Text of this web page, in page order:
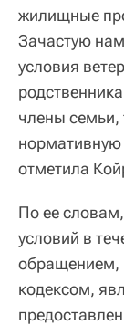
жилищные
Зачастую
условия
члены
отметила
По ее
условий в
обращением,
кодексом,